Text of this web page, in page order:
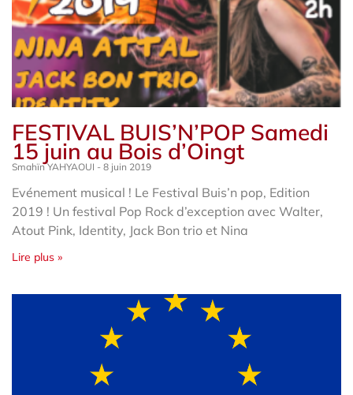
FESTIVAL BUIS’N’POP Samedi
15 juin au Bois d’Oingt
Smahïn YAHYAOUI 8 juin 2019
Evénement musical ! Le Festival Buis’n pop, Edition
2019 ! Un festival Pop Rock d’exception avec Walter,
Atout Pink, Identity, Jack Bon trio et Nina
Lire plus »